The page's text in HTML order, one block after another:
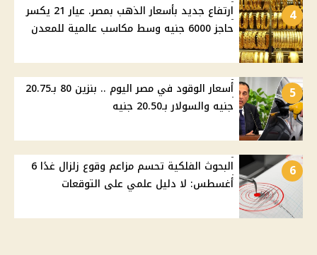
4
ارتفاع جديد بأسعار الذهب بمصر. عيار 21 يكسر
حاجز 6000 جنيه وسط مكاسب عالمية للمعدن
5
أسعار الوقود في مصر اليوم .. بنزين 80 بـ20.75
جنيه والسولار بـ20.50 جنيه
6
البحوث الفلكية تحسم مزاعم وقوع زلزال غدًا 6
أغسطس: لا دليل علمي على التوقعات